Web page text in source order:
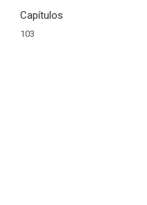
Capítulos
103